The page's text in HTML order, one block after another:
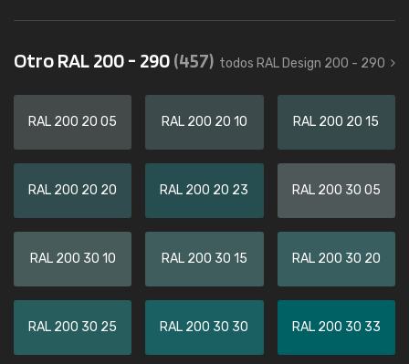
Otro RAL 200 - 290(457) todos RAL Design 200 - 290
RAL 200 20 05 RAL 200 20 10 RAL 200 20 15
RAL 200 20 20 RAL 200 20 23 RAL 200 30 05
RAL 200 30 10 RAL 200 30 15 RAL 200 30 20
RAL 200 30 25 RAL 200 30 30 RAL 200 30 33